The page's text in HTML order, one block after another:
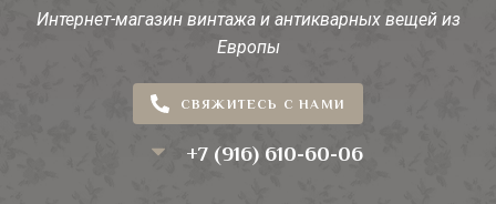
Интернет-магазин винтажа и антикварных вещей из
Европы
СВЯЖИТЕСЬ С НАМИ
+7 (916) 610-60-06